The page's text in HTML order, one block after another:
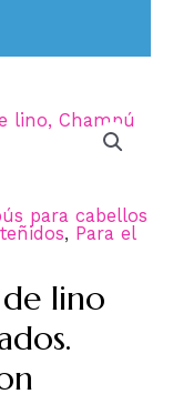
para cabellos
, Para el
lino